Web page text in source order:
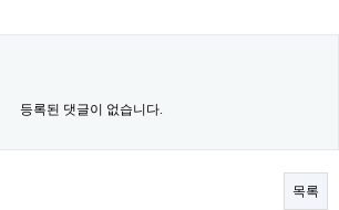
등록된 댓글이 없습니다.
목록